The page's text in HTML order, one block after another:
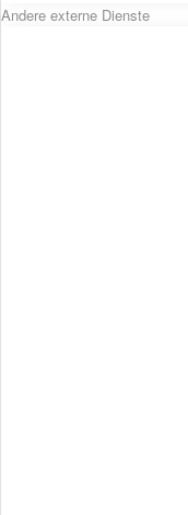
Andere externe Dienste